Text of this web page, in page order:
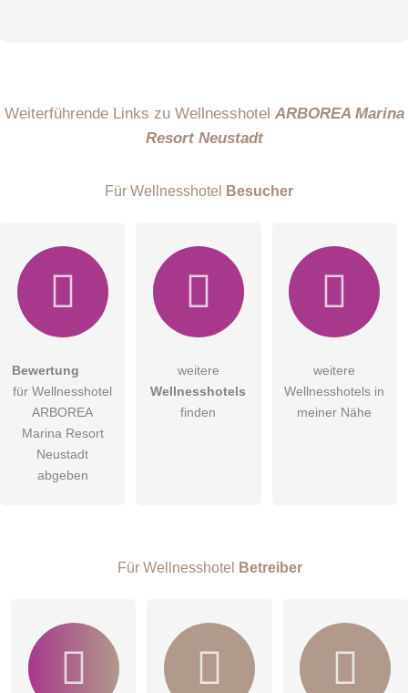
DieDatenschutzerklärunghabe ich zur Kenntnis genommen.
öffentliche Frage stellen
Hinweis:Bitte beachten Sie, öffentliche Fragen sind
Weiterführende Links zu Wellnesshotel ARBOREA Marina
Resort Neustadt
Für Wellnesshotel Besucher
Bewertung
für Wellnesshotel
ARBOREA
Marina Resort
Neustadt
abgeben
weitere
Wellnesshotels
finden
weitere
Wellnesshotels in
meiner Nähe
Für Wellnesshotel Betreiber